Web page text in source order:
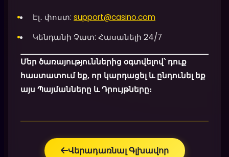
Էլ․ փոստ: support@casino.com
Կենդանի Չատ: Հասանելի 24/7
Մեր ծառայություններից օգտվելով՝ դուք
հաստատում եք, որ կարդացել և ընդունել եք
այս Պայմանները և Դրույթները։
Վերադառնալ Գլխավոր